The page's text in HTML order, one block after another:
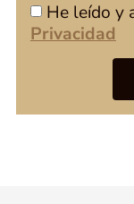
He leído y
Privacidad